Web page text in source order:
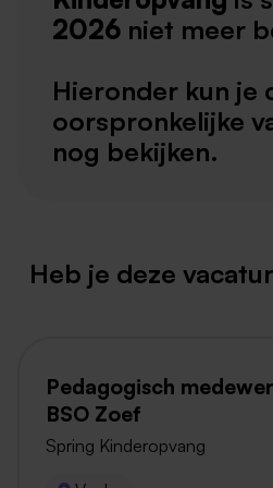
2026 niet meer
Hieronder kun je
oorspronkelijke
nog bekijken.
Heb je deze
Pedagogisch
BSO Zoef
Spring Kinderopvang